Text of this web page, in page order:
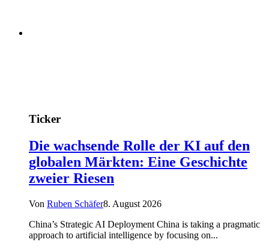
Ticker
Die wachsende Rolle der KI auf den
globalen Märkten: Eine Geschichte
zweier Riesen
Von Ruben Schäfer8. August 2026
China’s Strategic AI Deployment China is taking a pragmatic
approach to artificial intelligence by focusing on...